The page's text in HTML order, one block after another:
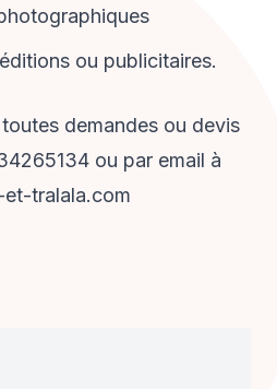
ou publicitaires.
demandes ou devis
ou par email à
tralala.com